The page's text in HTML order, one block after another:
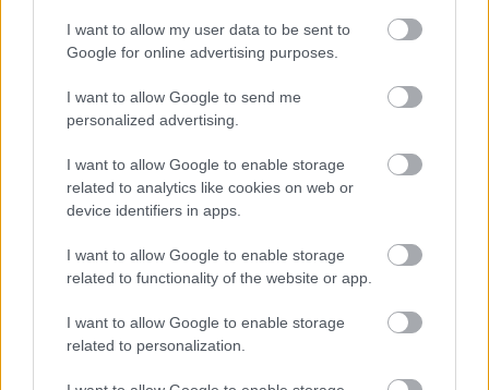
I want to allow my user data to be sent to
Google for online advertising purposes.
I want to allow Google to send me
personalized advertising.
I want to allow Google to enable storage
related to analytics like cookies on web or
device identifiers in apps.
I want to allow Google to enable storage
related to functionality of the website or app.
I want to allow Google to enable storage
related to personalization.
#egy minecraft film #a minecraft movie
#jason momoa
Hozzászólások